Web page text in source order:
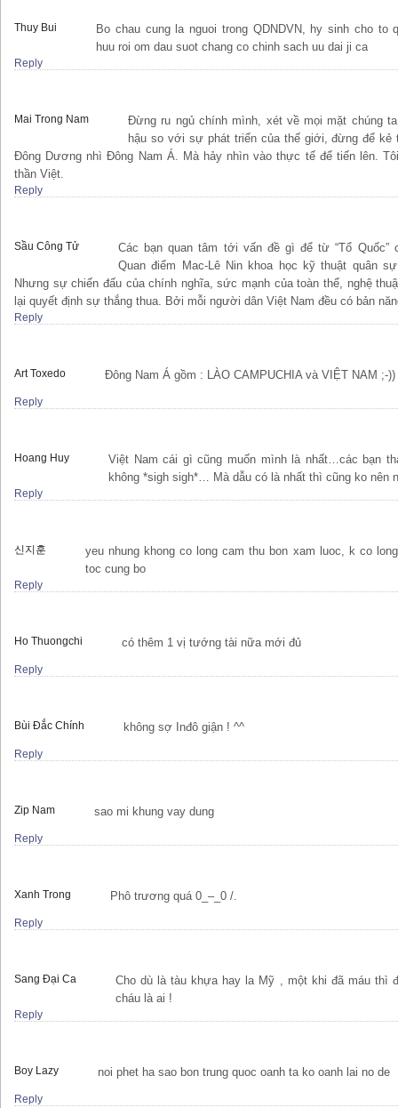
Thuy Bui
Bo chau cung la nguoi trong QDNDVN, hy sinh cho to
huu roi om dau suot chang co chinh sach uu dai ji ca
Reply
Mai Trong Nam
Đừng ru ngủ chính mình, xét về mọi mặt chúng
hậu so với sự phát triển của thế giới, đừng để kẻ
Đông Dương nhì Đông Nam Á. Mà hảy nhìn vào thực tế để tiến lên.
thần Việt.
Reply
Sầu Công Tử
Các bạn quan tâm tới vấn đề gì để từ “Tổ Quốc”
Quan điểm Mac-Lê Nin khoa học kỹ thuật quân
Nhưng sự chiến đấu của chính nghĩa, sức mạnh của toàn thể, nghệ
lại quyết định sự thắng thua. Bởi mỗi người dân Việt Nam đều có bản
Reply
Art Toxedo Đông Nam Á gồm : LÀO CAMPUCHIA và VIỆT NAM ;-))
Reply
Hoang Huy
Việt Nam cái gì cũng muốn mình là nhất…các bạn
không *sigh sigh*… Mà dẫu có là nhất thì cũng ko nên
Reply
신지훈
yeu nhung khong co long cam thu bon xam luoc, k co
toc cung bo
Reply
Ho Thuongchi có thêm 1 vị tướng tài nữa mới đủ
Reply
Bùi Đắc Chính không sợ Inđô giận ! ^^
Reply
Zip Nam sao mi khung vay dung
Reply
Xanh Trong Phô trương quá 0_–_0 /.
Reply
Sang Đại Ca
Cho dù là tàu khựa hay la Mỹ , một khi đã máu thì
cháu là ai !
Reply
Boy Lazy noi phet ha sao bon trung quoc oanh ta ko oanh lai no de
Reply